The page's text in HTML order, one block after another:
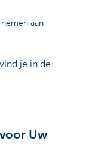
aan
je in de
Uw